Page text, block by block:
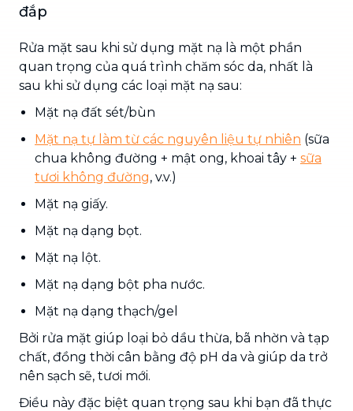
đắp
Rửa mặt sau khi sử dụng mặt nạ là một phần
quan trọng của quá trình chăm sóc da, nhất là
sau khi sử dụng các loại mặt nạ sau:
Mặt nạ đất sét/bùn
Mặt nạ tự làm từ các nguyên liệu tự nhiên (sữa
chua không đường + mật ong, khoai tây + sữa
tươi không đường, v.v.)
Mặt nạ giấy.
Mặt nạ dạng bọt.
Mặt nạ lột.
Mặt nạ dạng bột pha nước.
Mặt nạ dạng thạch/gel
Bởi rửa mặt giúp loại bỏ dầu thừa, bã nhờn và tạp
chất, đồng thời cân bằng độ pH da và giúp da trở
nên sạch sẽ, tươi mới.
Điều này đặc biệt quan trọng sau khi bạn đã thực